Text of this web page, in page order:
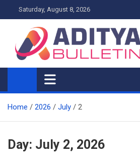
to
Saturday, August 8, 2026
Home 2026 July 2
Day: July 2, 2026